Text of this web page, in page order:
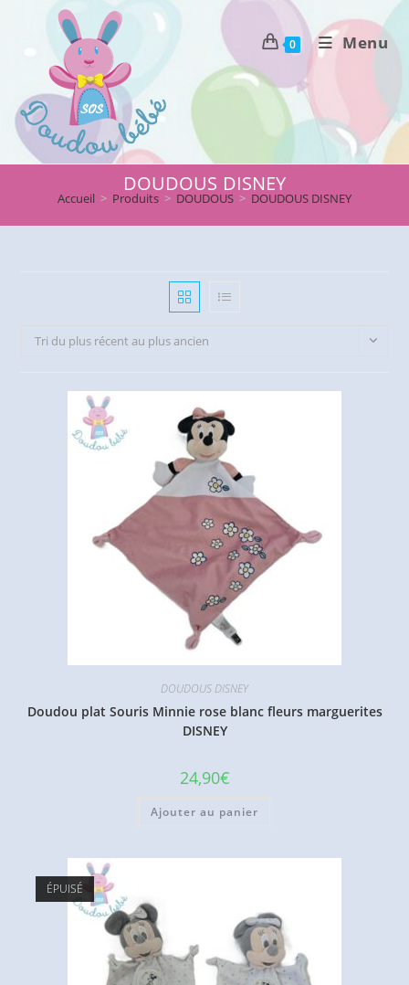
0 Menu
DOUDOUS DISNEY
Accueil > Produits > DOUDOUS > DOUDOUS DISNEY
Tri du plus récent au plus ancien
DOUDOUS DISNEY
Doudou plat Souris Minnie rose blanc fleurs marguerites
DISNEY
24,90€
Ajouter au panier
ÉPUISÉ